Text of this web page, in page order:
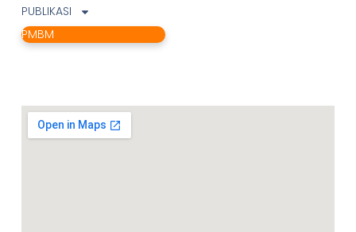
PUBLIKASI
PMBM